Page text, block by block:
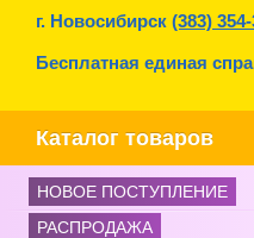
г. Новосибирск (383)
Бесплатная единая
Каталог товаров
НОВОЕ ПОСТУПЛЕНИЕ
РАСПРОДАЖА